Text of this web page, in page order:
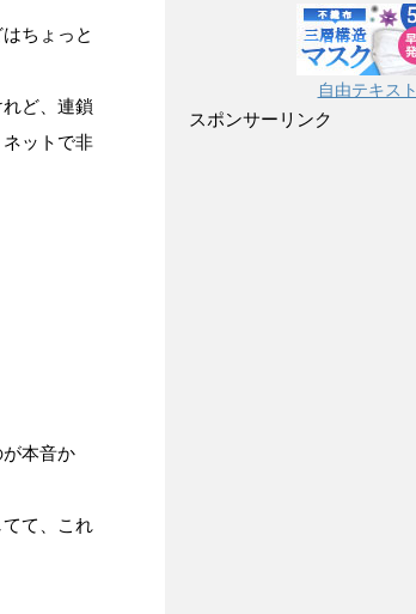
ちょっと
ど、連鎖
ットで非
本音か
て、これ
自由テキスト
スポンサーリンク